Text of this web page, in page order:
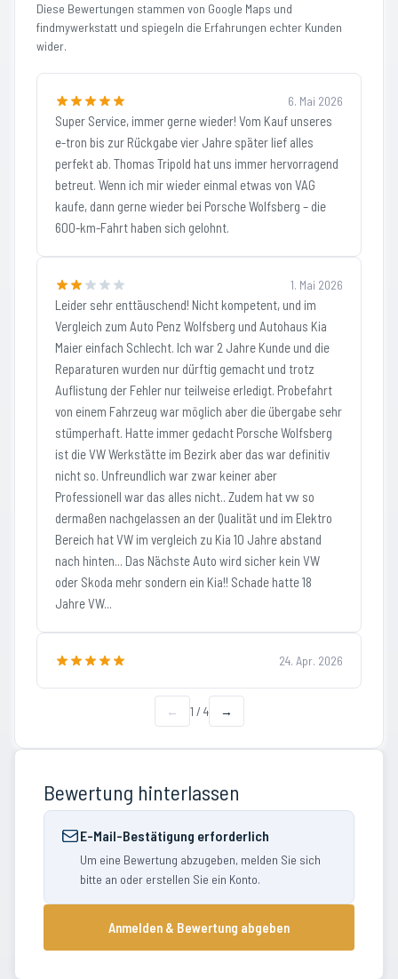
Diese Bewertungen stammen von Google Maps und
findmywerkstatt und spiegeln die Erfahrungen echter Kunden
wider.
6. Mai 2026
Super Service, immer gerne wieder! Vom Kauf unseres
e-tron bis zur Rückgabe vier Jahre später lief alles
perfekt ab. Thomas Tripold hat uns immer hervorragend
betreut. Wenn ich mir wieder einmal etwas von VAG
kaufe, dann gerne wieder bei Porsche Wolfsberg – die
600-km-Fahrt haben sich gelohnt.
1. Mai 2026
Leider sehr enttäuschend! Nicht kompetent, und im
Vergleich zum Auto Penz Wolfsberg und Autohaus Kia
Maier einfach Schlecht. Ich war 2 Jahre Kunde und die
Reparaturen wurden nur dürftig gemacht und trotz
Auflistung der Fehler nur teilweise erledigt. Probefahrt
von einem Fahrzeug war möglich aber die übergabe sehr
stümperhaft. Hatte immer gedacht Porsche Wolfsberg
ist die VW Werkstätte im Bezirk aber das war definitiv
nicht so. Unfreundlich war zwar keiner aber
Professionell war das alles nicht.. Zudem hat vw so
dermaßen nachgelassen an der Qualität und im Elektro
Bereich hat VW im vergleich zu Kia 10 Jahre abstand
nach hinten... Das Nächste Auto wird sicher kein VW
oder Skoda mehr sondern ein Kia!! Schade hatte 18
Jahre VW...
24. Apr. 2026
← 1 / 4 →
Bewertung hinterlassen
E-Mail-Bestätigung erforderlich
Um eine Bewertung abzugeben, melden Sie sich
bitte an oder erstellen Sie ein Konto.
Anmelden & Bewertung abgeben